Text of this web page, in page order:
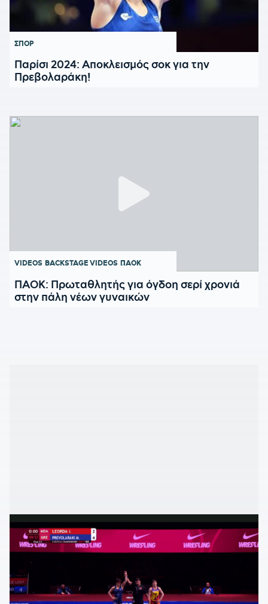
ΣΠΟΡ
Παρίσι 2024: Αποκλεισμός σοκ για την
Πρεβολαράκη!
VIDEOS BACKSTAGE VIDEOS ΠΑΟΚ
ΠΑΟΚ: Πρωταθλητής για όγδοη σερί χρονιά
στην πάλη νέων γυναικών